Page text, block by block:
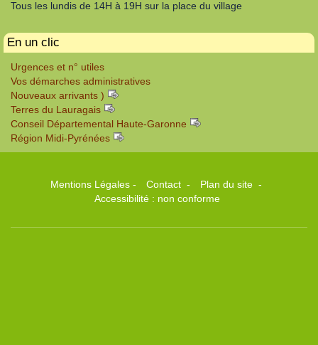
Tous les lundis de 14H à 19H sur la place du village
En un clic
Urgences et n° utiles
Vos démarches administratives
Nouveaux arrivants )
Terres du Lauragais
Conseil Départemental Haute-Garonne
Région Midi-Pyrénées
Mentions Légales- Contact - Plan du site -
Accessibilité : non conforme